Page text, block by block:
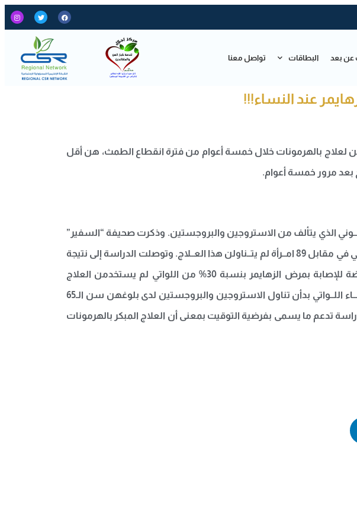
عن بعد البطاقات تواصل معنا
عند النساء!!!
لعلاج بالهرمونات خلال خمسة أعوام من فترة انقطاع الطمث، هن أقل
العمــر 65 عاما وأكثر، تناولـــت 1105 منهن العـلاج الهرمــوني الذي يتألف من الاستروجين والبروجستين. وذكرت صحيفة “السفير”
أنه خلال فترة الدراسـة أصيبت 176 امرأة بمرض الزهايمر، من بينهن 87 خضــعن للعـلاج الهرمـوني في مقابل 89 امــرأة لم يتــناولن هذا العــلاج. وتوصلت الدراسة إلى نتيجة
أن النساء اللواتي بدأن العلاج الهرموني خلال خمسة أعوام من انقطاع الطمث، كن أقل عرضة للإصابة بمرض الزهايمر بنسبة 30% من اللواتي لم يستخدمن العلاج
الهرموني. كما أثبتت الدراسة أن نسبة مخاطر الإصابة بمرض خرف الشيخوخة تزايدت لدى النســاء اللــواتي بدأن تناول الاستروجين والبروجستين لدى بلوغهن سن الـ65
تدعم ما يسمى بفرضية التوقيت بمعنى أن العلاج المبكر بالهرمونات